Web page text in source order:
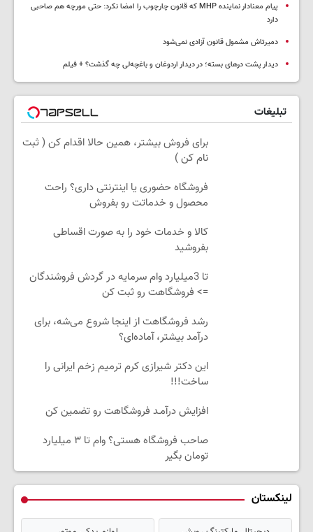
پیام معنادار نماینده MHP که قانون چارچوب را امضا نکرد: حتی مورچه هم صاحبی
دارد
دمیرتاش مشمول قانون آزادی نمی‌شود
دیدار پشت درهای بسته؛ در دیدار اردوغان و باغچه‌لی چه گذشت؟ + فیلم
تبلیغات
برای فروش بیشتر، همین حالا اقدام کن ( ثبت
نام کن )
فروشگاه حضوری یا اینترنتی داری؟ راحت
محصول و خدماتت رو بفروش
کالا و خدمات خود را به صورت اقساطی
بفروشید
تا 3میلیارد وام سرمایه در گردش فروشندگان
=> فروشگاهت رو ثبت کن
رشد فروشگاهت از اینجا شروع می‌شه، برای
درآمد بیشتر، آماده‌ای؟
این دکتر شیرازی کرم ترمیم زخم ایرانی را
ساخت!!!
افزایش درآمـد فروشگاهت رو تضمین کن
صاحب فروشگاه هستی؟ وام تا ۳ میلیارد
تومان بگیر
لینکستان